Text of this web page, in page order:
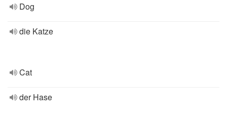
Dog
die Katze
Cat
der Hase